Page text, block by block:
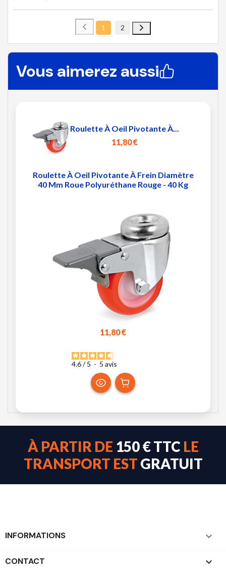
1 2
Vous aimerez aussi
Roulette À Oeil Pivotante À...
11,80 €
Roulette À Oeil Pivotante À Frein Diamètre
40 Mm Roue Polyuréthane Rouge - 40 Kg
11,80 €
4.6/ 5 - 5 avis
À PARTIR DE 150 € TTC LE
TRANSPORT EST GRATUIT
INFORMATIONS 
CONTACT keyboard_arrow_down